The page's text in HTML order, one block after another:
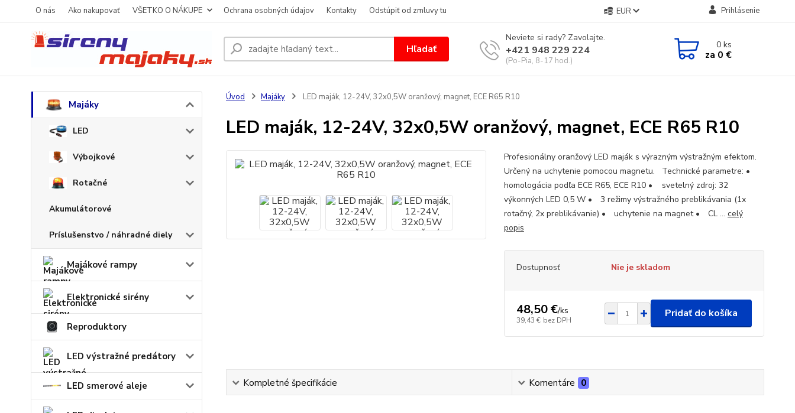
O nás Ako nakupovať VŠETKO O NÁKUPE Ochrana osobných údajov Kontakty Odstúpiť od zmluvy tu EUR Prihlásenie
Hľadať
Neviete si rady? Zavolajte.
+421 948 229 224
(Po-Pia, 8-17 hod.)
0ks
za 0 €
Majáky
LED
Výbojkové
Rotačné
Akumulátorové
Príslušenstvo / náhradné diely
Majákové rampy
Elektronické sirény
Reproduktory
LED výstražné predátory
LED smerové aleje
Úvod Majáky LED maják, 12-24V, 32x0,5W oranžový, magnet, ECE R65 R10
LED maják, 12-24V, 32x0,5W oranžový, magnet, ECE R65 R10
Profesionálny oranžový LED maják s výrazným výstražným efektom.
Určený na uchytenie pomocou magnetu. Technické parametre: •
homologácia podľa ECE R65, ECE R10 • svetelný zdroj: 32
výkonných LED 0,5 W • 3 režimy výstražného preblikávania (1x
rotačný, 2x preblikávanie) • uchytenie na magnet • CL ... celý
popis
Dostupnosť Nie je skladom
48,50 €/ks
39,43 € bez DPH
Pridať do košíka
Kompletné špecifikácie Komentáre 0